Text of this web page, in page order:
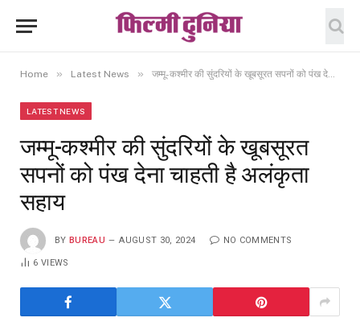
Home » Latest News » जम्मू-कश्मीर की सुंदरियों के खूबसूरत सपनों को पंख देना चाहती है अलंकृता सहाय
LATEST NEWS
जम्मू-कश्मीर की सुंदरियों के खूबसूरत
सपनों को पंख देना चाहती है अलंकृता
सहाय
BY BUREAU AUGUST 30, 2024 NO COMMENTS
6VIEWS